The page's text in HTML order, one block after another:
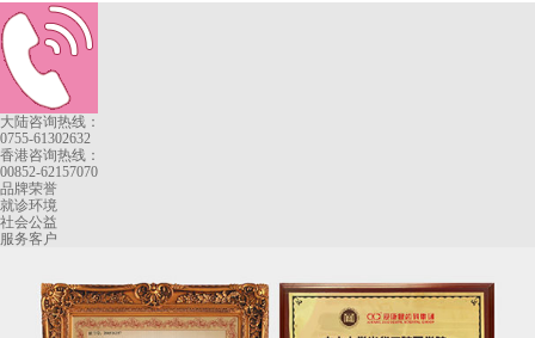
大陆咨询热线：
0755-61302632
香港咨询热线：
00852-62157070
品牌荣誉
就诊环境
社会公益
服务客户